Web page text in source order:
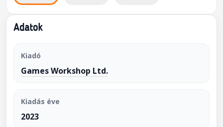
Adatok
Kiadó
Games Workshop Ltd.
Kiadás éve
2023